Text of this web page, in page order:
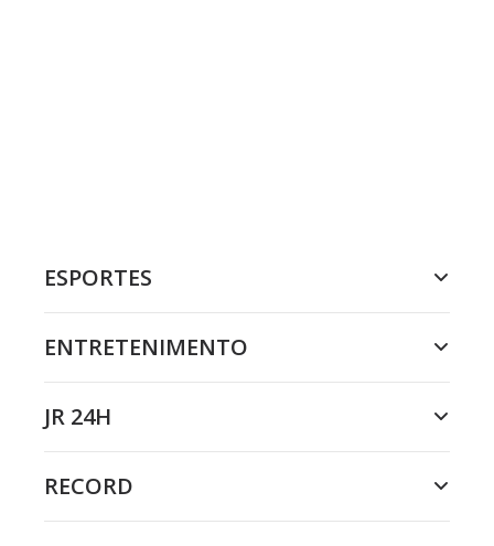
ESPORTES
ENTRETENIMENTO
JR 24H
RECORD